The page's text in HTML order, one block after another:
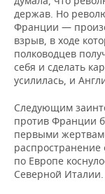
держав. Но
Франции —
взрыв, в ходе
полководцев
себя и сделать
усилилась, и
Следующим
против Франции
первыми
по Европе
Северной Италии.